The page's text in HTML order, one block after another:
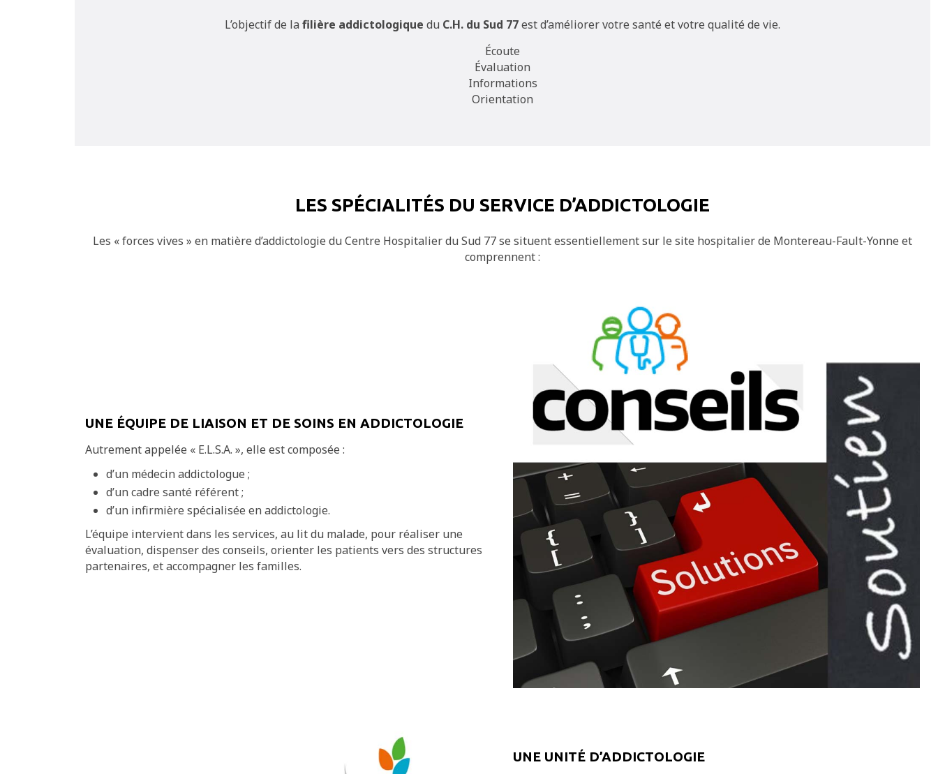
L’objectif de la filière addictologique du C.H. du Sud 77est d’améliorer votre santé et votre qualité de vie.
Écoute
Évaluation
Informations
Orientation
LES SPÉCIALITÉS DU SERVICE D’ADDICTOLOGIE
Les « forces vives » en matière d’addictologie du Centre Hospitalier du Sud 77 se situent essentiellement sur le site hospitalier de Montereau-Fault-Yonne et
comprennent :
UNE ÉQUIPE DE LIAISON ET DE SOINS EN ADDICTOLOGIE
Autrement appelée « E.L.S.A. », elle est composée :
d’un médecin addictologue ;
d’un cadre santé référent ;
d’un infirmière spécialisée en addictologie.
L’équipe intervient dans les services, au lit du malade, pour réaliser une
évaluation, dispenser des conseils, orienter les patients vers des structures
partenaires, et accompagner les familles.
UNE UNITÉ D’ADDICTOLOGIE